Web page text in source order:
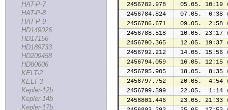
HAT-P-7
HAT-P-8
HAT-P-9
HD149026
HD17156
HD189733
HD209458
HD80606
KELT-2
KELT-3
Kepler-12b
Kepler-14b
Kepler-17b
2456782.978
05.05. 10:19
2456784.824
07.05.  6:38
2456786.671
09.05.  2:58
2456788.518
10.05. 23:17
2456790.365
12.05. 19:37
2456792.212
14.05. 15:56
2456794.059
16.05. 12:15
2456795.905
18.05.  8:35
2456797.752
20.05.  4:54
2456799.599
22.05.  1:14
2456801.446
23.05. 21:33